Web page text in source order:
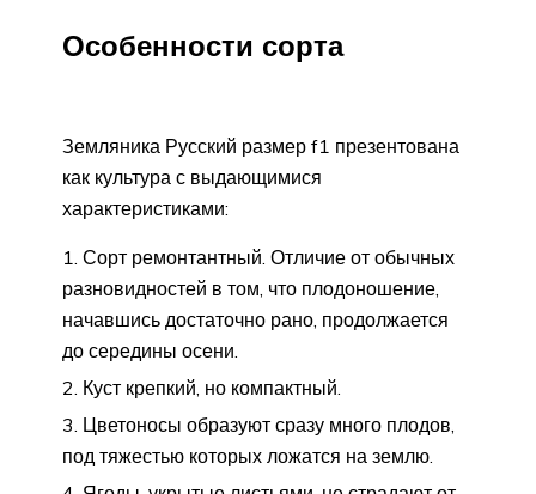
Особенности сорта
Земляника Русский размер f1 презентована
как культура с выдающимися
характеристиками:
Сорт ремонтантный. Отличие от обычных
разновидностей в том, что плодоношение,
начавшись достаточно рано, продолжается
до середины осени.
Куст крепкий, но компактный.
Цветоносы образуют сразу много плодов,
под тяжестью которых ложатся на землю.